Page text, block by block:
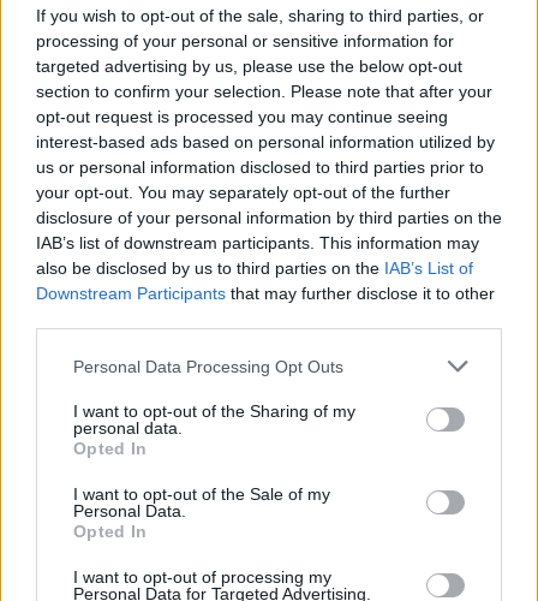
If you wish to opt-out of the sale, sharing to third parties, or
processing of your personal or sensitive information for
targeted advertising by us, please use the below opt-out
section to confirm your selection. Please note that after your
opt-out request is processed you may continue seeing
interest-based ads based on personal information utilized by
us or personal information disclosed to third parties prior to
your opt-out. You may separately opt-out of the further
disclosure of your personal information by third parties on the
IAB’s list of downstream participants. This information may
also be disclosed by us to third parties on the IAB’s List of
Downstream Participants that may further disclose it to other
Please note that this website/app uses one or more Google
not limited to your visit or usage behaviour. You may click to
grant or deny consent to Google and its third-party tags to
use your data for below specified purposes in below Google
consent section.
Personal Data Processing Opt Outs
I want to opt-out of the Sharing of my
personal data.
Opted In
I want to opt-out of the Sale of my
Personal Data.
Opted In
I want to opt-out of processing my
Personal Data for Targeted Advertising.
Olvastad már?